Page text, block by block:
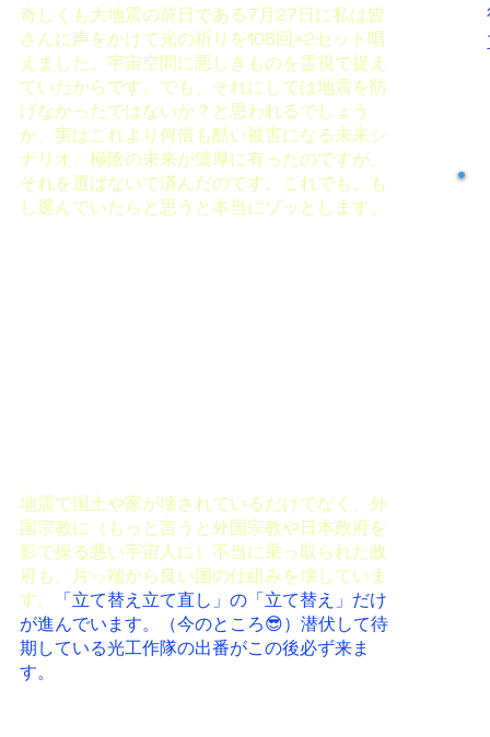
奇しくも大地震の前日である7月27日に私は皆
さんに声をかけて光の祈りを108回×2セット唱
えました。宇宙空間に悪しきものを霊視で捉え
ていたからです。 でも、それにしては地震を防
げなかったではないか？と思われるでしょう
か。実はこれより何倍も酷い被害になる未来シ
ナリオ、極陰の未来が濃厚に有ったのですが、
それを選ばないで済んだのです。これでも。も
し選んでいたらと思うと本当にゾッとします。
地震で国土や家が壊されているだけでなく、外
国宗教に（もっと言うと外国宗教や日本政府を
影で操る悪い宇宙人に）不当に乗っ取られた政
府も、片っ端から良い国の仕組みを壊していま
す。
「立て替え立て直し」の「立て替え」だけ
が進んでいます。（今のところ😎）潜伏して待
期している光工作隊の出番がこの後必ず来ま
す。